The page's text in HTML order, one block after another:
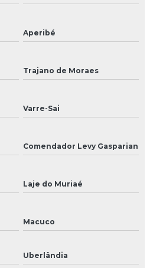
solvente
e tecidos
Aperibé
Trajano de Moraes
Varre-Sai
Comendador Levy Gasparian
Laje do Muriaé
Macuco
Uberlândia